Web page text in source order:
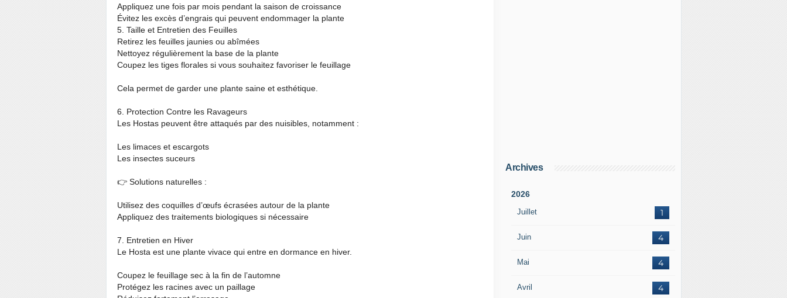
Appliquez une fois par mois pendant la saison de croissance
Évitez les excès d’engrais qui peuvent endommager la plante
5. Taille et Entretien des Feuilles
Retirez les feuilles jaunies ou abîmées
Nettoyez régulièrement la base de la plante
Coupez les tiges florales si vous souhaitez favoriser le feuillage
Cela permet de garder une plante saine et esthétique.
6. Protection Contre les Ravageurs
Les Hostas peuvent être attaqués par des nuisibles, notamment :
Les limaces et escargots
Les insectes suceurs
👉 Solutions naturelles :
Utilisez des coquilles d’œufs écrasées autour de la plante
Appliquez des traitements biologiques si nécessaire
7. Entretien en Hiver
Le Hosta est une plante vivace qui entre en dormance en hiver.
Coupez le feuillage sec à la fin de l’automne
Protégez les racines avec un paillage
Archives
2026
Juillet 1
Juin 4
Mai 4
Avril 4